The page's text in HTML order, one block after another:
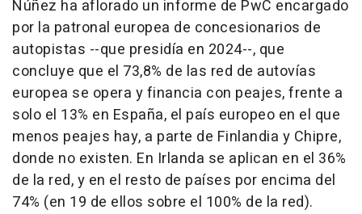
Núñez ha aflorado un informe de PwC encargado
por la patronal europea de concesionarios de
autopistas --que presidía en 2024--, que
concluye que el 73,8% de las red de autovías
europea se opera y financia con peajes, frente a
solo el 13% en España, el país europeo en el que
menos peajes hay, a parte de Finlandia y Chipre,
donde no existen. En Irlanda se aplican en el 36%
de la red, y en el resto de países por encima del
74% (en 19 de ellos sobre el 100% de la red).